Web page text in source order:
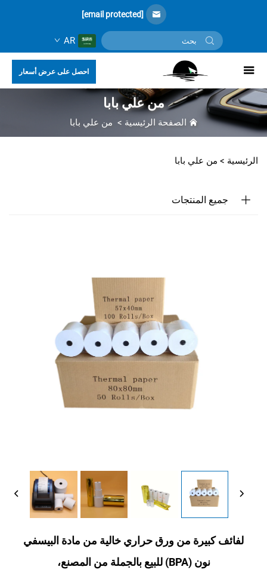
[email protected]
AR
احصل على عرض أسعار
من علي بابا
الصفحة الرئيسية > من علي بابا
الرئيسية > من علي بابا
جميع المنتجات
لفائف كبيرة من ورق حراري خالية من مادة البيسفي
نون (BPA) للبيع بالجملة من المصنع،